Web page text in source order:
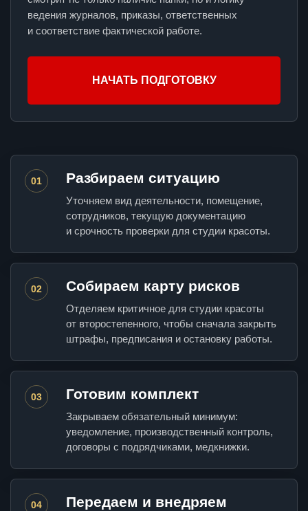
ведения журналов, приказы, ответственных
и соответствие фактической работе.
НАЧАТЬ ПОДГОТОВКУ
01 Разбираем ситуацию
Уточняем вид деятельности, помещение,
сотрудников, текущую документацию
и срочность проверки для студии красоты.
02 Собираем карту рисков
Отделяем критичное для студии красоты
от второстепенного, чтобы сначала закрыть
штрафы, предписания и остановку работы.
03 Готовим комплект
Закрываем обязательный минимум:
уведомление, производственный контроль,
договоры с подрядчиками, медкнижки.
04 Передаем и внедряем